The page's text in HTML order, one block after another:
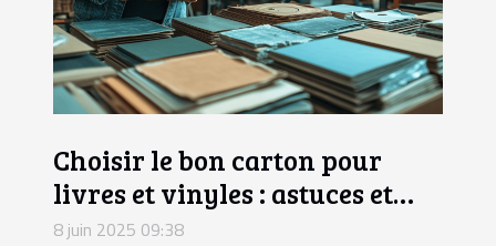
Choisir le bon carton pour
livres et vinyles : astuces et
conseils
8 juin 2025 09:38